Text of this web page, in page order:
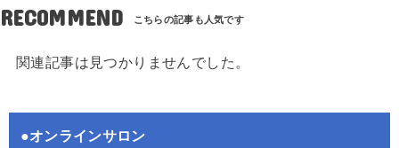
RECOMMEND
関連記事は見つかりませんでした。
●オンラインサロン